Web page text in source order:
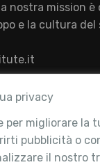
privacy
per migliorare la
pubblicità o
il nostro
nostra mission è
e la cultura del